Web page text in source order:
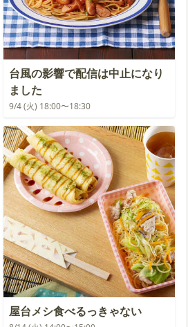
台風の影響で配信は中止になり
ました
9/4 (火) 18:00〜18:30
屋台メシ食べるっきゃない